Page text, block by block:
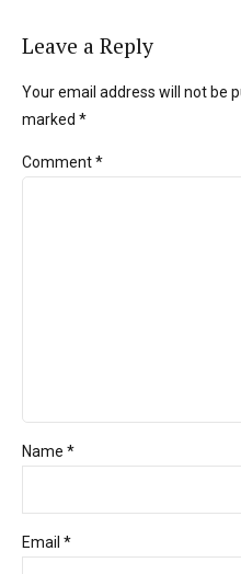
Leave a Reply
Your email address will not be
marked *
Comment*
Name *
Email *